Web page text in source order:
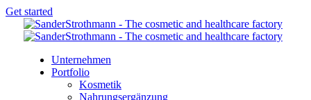
Get started
Unternehmen
Portfolio
Kosmetik
Nahrungsergänzung